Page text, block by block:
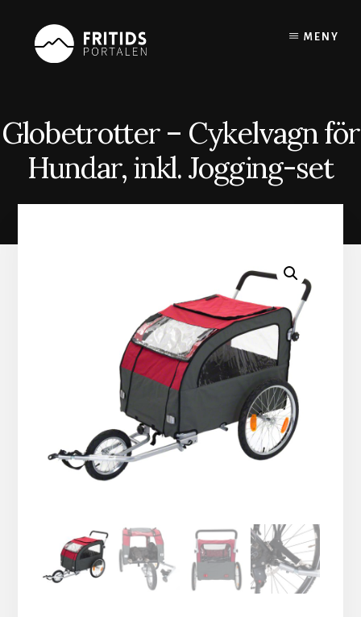
content
MENY
Globetrotter – Cykelvagn för
Hundar, inkl. Jogging-set